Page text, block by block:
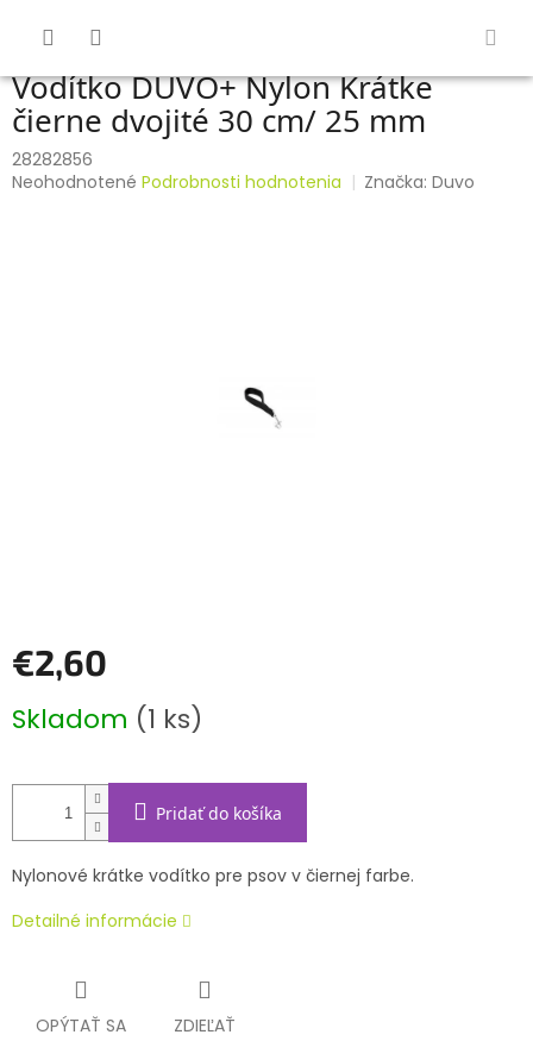
Vodítko DUVO+ Nylon Krátke
čierne dvojité 30 cm/ 25 mm
28282856
Priemerné
Neohodnotené Podrobnosti hodnotenia Značka:Duvo
€2,60
cena:
Skladom (1 ks)
Pridať do košíka
Nylonové krátke vodítko pre psov v čiernej farbe.
Detailné informácie
OPÝTAŤ SA ZDIEĽAŤ